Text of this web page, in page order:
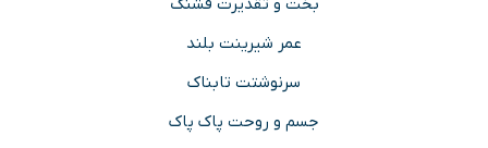
عمر شیرینت بلند
سرنوشتت تابناک
جسم و روحت پاک پاک